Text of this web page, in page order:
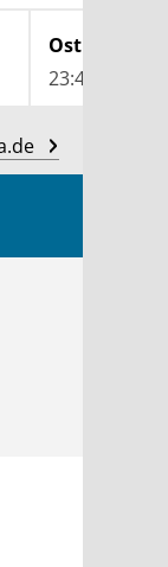
23:40